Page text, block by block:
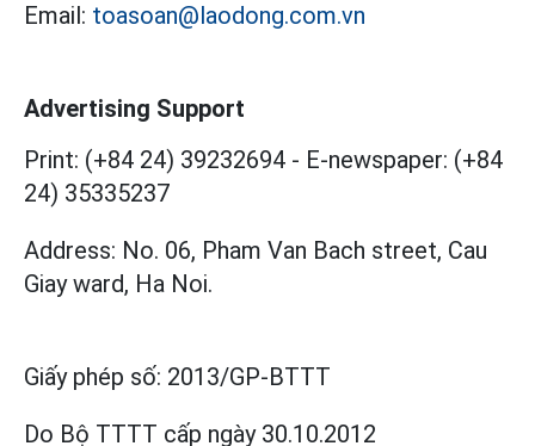
Email: toasoan@laodong.com.vn
Advertising Support
Print: (+84 24) 39232694 - E-newspaper: (+84
24) 35335237
Address: No. 06, Pham Van Bach street, Cau
Giay ward, Ha Noi.
Giấy phép số: 2013/GP-BTTT
Do Bộ TTTT cấp ngày 30.10.2012